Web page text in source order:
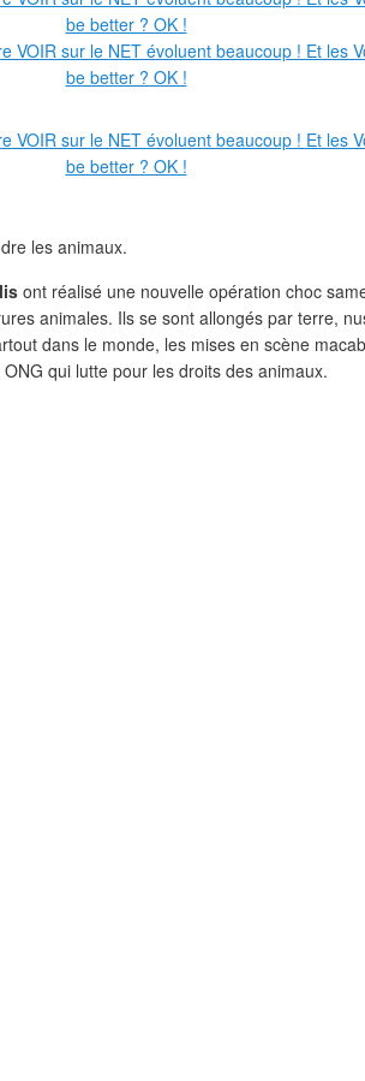
les animaux.
ont réalisé une nouvelle opération choc
animales. Ils se sont allongés par terre,
dans le monde, les mises en scène
qui lutte pour les droits des animaux.